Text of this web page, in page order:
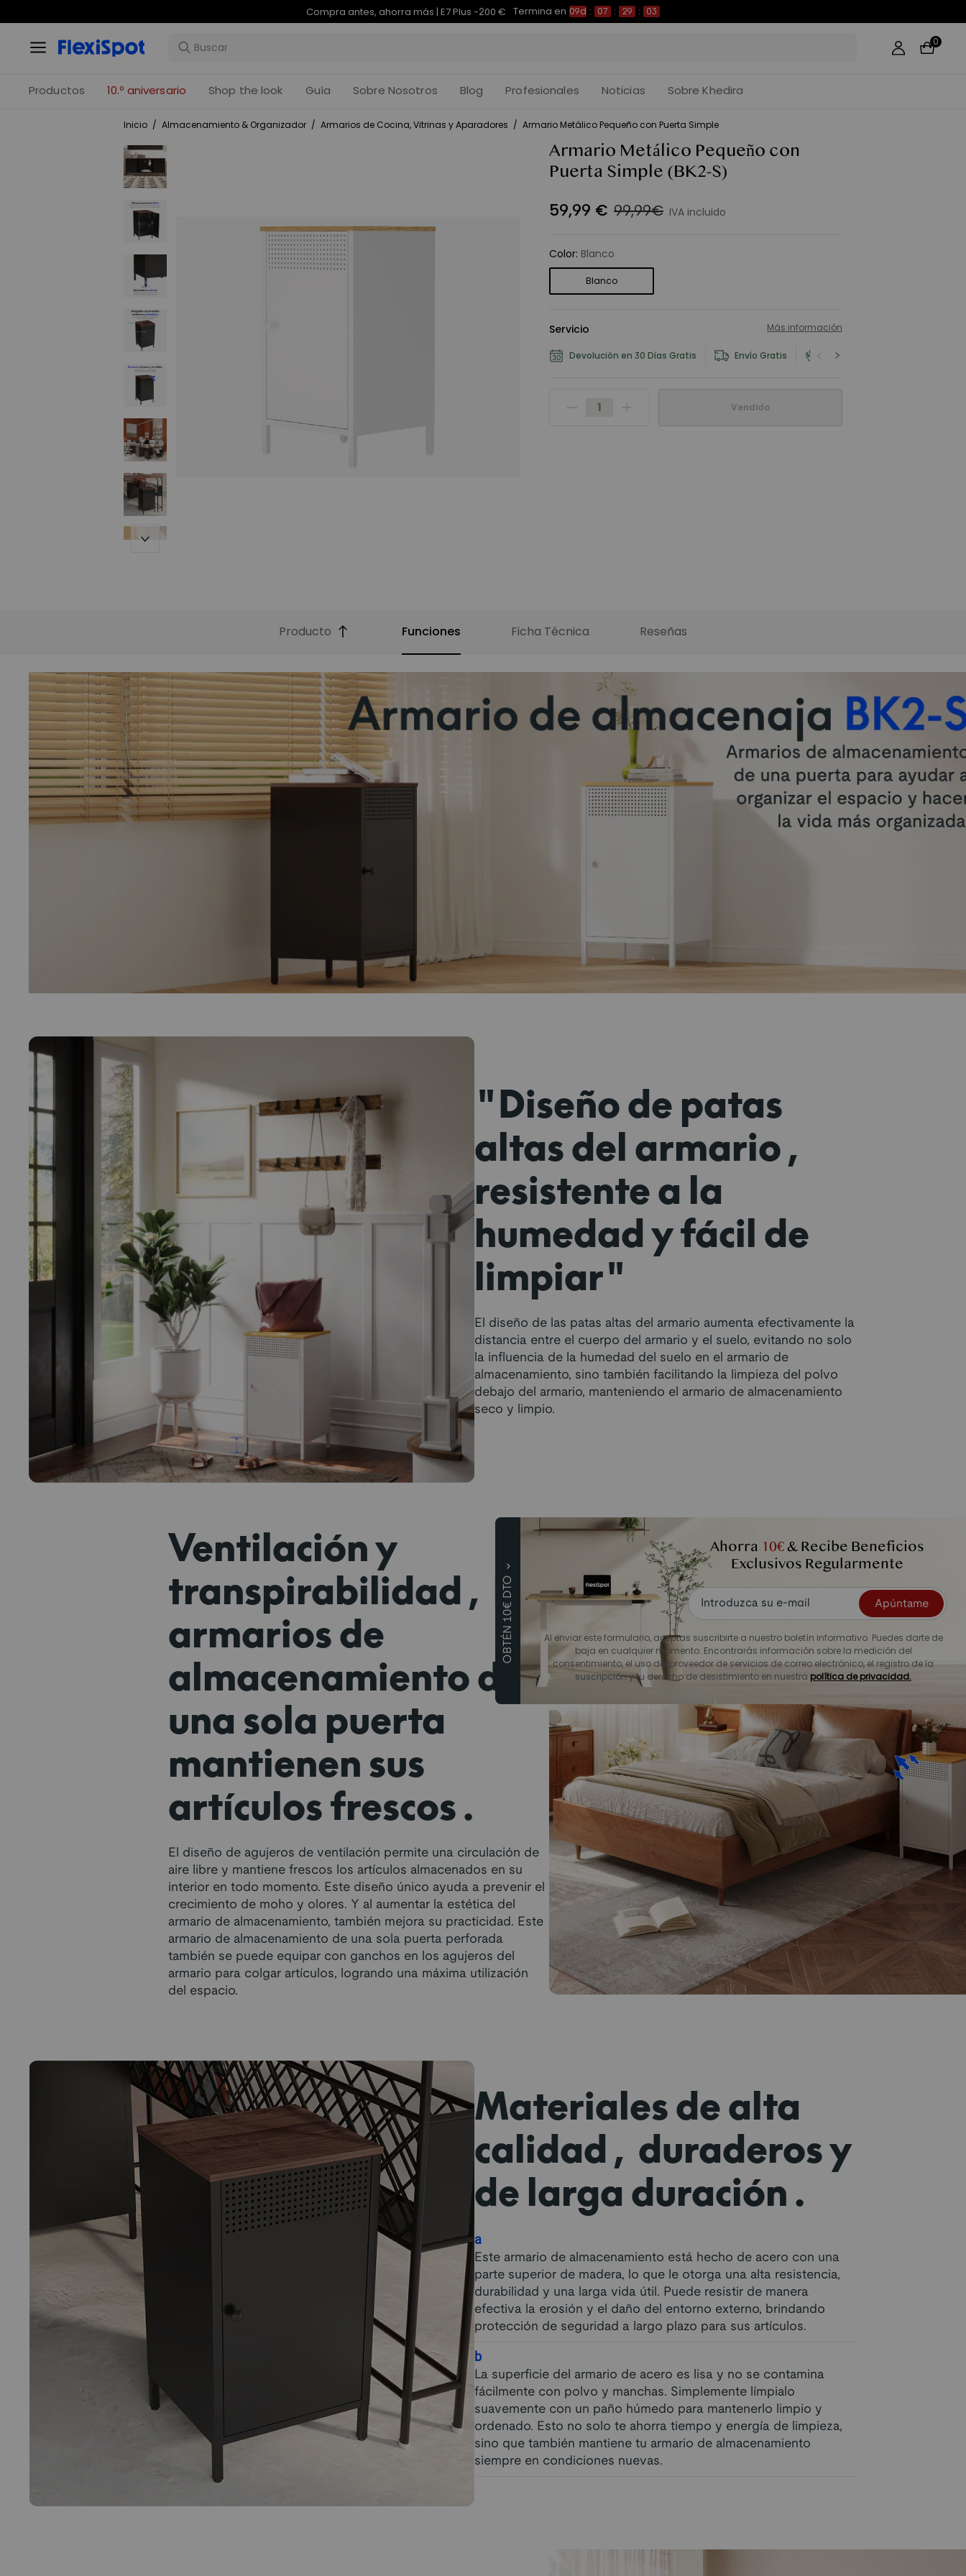
Compra antes, ahorra más | C7 Morpher -290 € Termina en 09d : 07 : 29 :
0
Productos 10.º aniversario Shop the look Guía Sobre Nosotros Blog Profesionales Noticias Sobre Khedira
Inicio / Almacenamiento & Organizador / Armarios de Cocina, Vitrinas y Aparadores / Armario Metálico Pequeño con Puerta Simple
Armario Metálico Pequeño con
Puerta Simple (BK2-S)
59,99 € 99,99€ IVA incluido
Color: Blanco
Blanco
Servicio Más información
Devolución en 30 Días Gratis Envío Gratis Información del Producto y
Vendido
Producto Funciones Ficha Técnica Reseñas
Funciones
"Diseño de patas
altas del armario,
resistente a la
humedad y fácil de
limpiar"
El diseño de las patas altas del armario aumenta efectivamente la
distancia entre el cuerpo del armario y el suelo, evitando no solo
la influencia de la humedad del suelo en el armario de
almacenamiento, sino también facilitando la limpieza del polvo
debajo del armario, manteniendo el armario de almacenamiento
seco y limpio.
Ventilación y
transpirabilidad, los
armarios de
almacenamiento de
una sola puerta
mantienen sus
artículos frescos.
El diseño de agujeros de ventilación permite una circulación de
aire libre y mantiene frescos los artículos almacenados en su
interior en todo momento. Este diseño único ayuda a prevenir el
crecimiento de moho y olores. Y al aumentar la estética del
armario de almacenamiento, también mejora su practicidad. Este
armario de almacenamiento de una sola puerta perforada
también se puede equipar con ganchos en los agujeros del
armario para colgar artículos, logrando una máxima utilización
del espacio.
Materiales de alta
calidad, duraderos y
de larga duración.
a
Este armario de almacenamiento está hecho de acero con una
parte superior de madera, lo que le otorga una alta resistencia,
durabilidad y una larga vida útil. Puede resistir de manera
efectiva la erosión y el daño del entorno externo, brindando
protección de seguridad a largo plazo para sus artículos.
b
La superficie del armario de acero es lisa y no se contamina
fácilmente con polvo y manchas. Simplemente límpialo
suavemente con un paño húmedo para mantenerlo limpio y
ordenado. Esto no solo te ahorra tiempo y energía de limpieza,
sino que también mantiene tu armario de almacenamiento
siempre en condiciones nuevas.
OBTÉN 10€ DTO
Ahorra 10€& Recibe Beneficios
Exclusivos Regularmente
Apúntame
Al enviar este formulario, aceptas suscribirte a nuestro boletín informativo. Puedes darte de
baja en cualquier momento. Encontrarás información sobre la medición del
consentimiento, el uso del proveedor de servicios de correo electrónico, el registro de la
suscripción y tu derecho de desistimiento en nuestra política de privacidad.